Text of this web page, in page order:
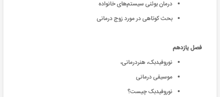
درمان بوئنی سیستم‌های خانواده
بحث کوتاهی در مورد زوج درمانی
فصل یازدهم
نوروفیدبک، هنردرمانی،
موسیقی درمانی
نوروفیدبک چیست؟